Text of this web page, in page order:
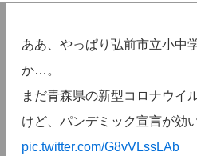
ああ、やっぱり弘前市立小中
か…。
まだ青森県の新型コロナウイ
けど、パンデミック宣言が効
pic.twitter.com/G8vVLssLAb